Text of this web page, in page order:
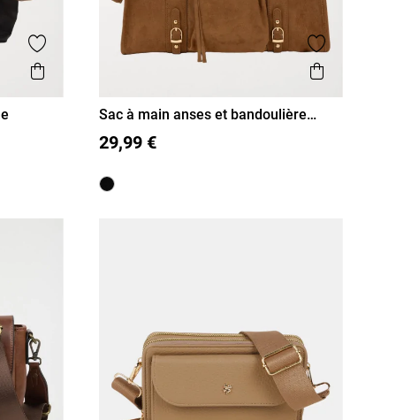
Ajouter aux favoris
Aperçu rapide Ajouter
Aperçu
T U
Sac à main anses et bandoulière
29,99 €